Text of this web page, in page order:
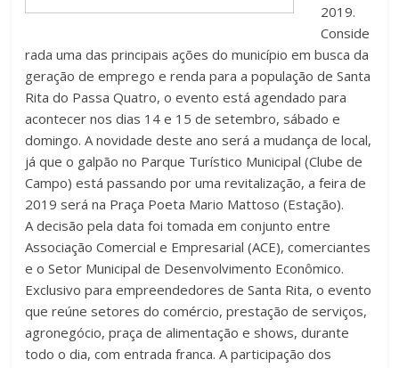
2019.
Conside
rada uma das principais ações do município em busca da
geração de emprego e renda para a população de Santa
Rita do Passa Quatro, o evento está agendado para
acontecer nos dias 14 e 15 de setembro, sábado e
domingo. A novidade deste ano será a mudança de local,
já que o galpão no Parque Turístico Municipal (Clube de
Campo) está passando por uma revitalização, a feira de
2019 será na Praça Poeta Mario Mattoso (Estação).
A decisão pela data foi tomada em conjunto entre
Associação Comercial e Empresarial (ACE), comerciantes
e o Setor Municipal de Desenvolvimento Econômico.
Exclusivo para empreendedores de Santa Rita, o evento
que reúne setores do comércio, prestação de serviços,
agronegócio, praça de alimentação e shows, durante
todo o dia, com entrada franca. A participação dos